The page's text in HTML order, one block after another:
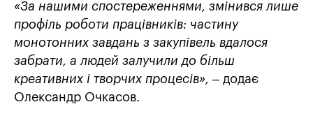
«За нашими спостереженнями, змінився лише
профіль роботи працівників: частину
монотонних завдань з закупівель вдалося
забрати, а людей залучили до більш
креативних і творчих процесів», – додає
Олександр Очкасов.